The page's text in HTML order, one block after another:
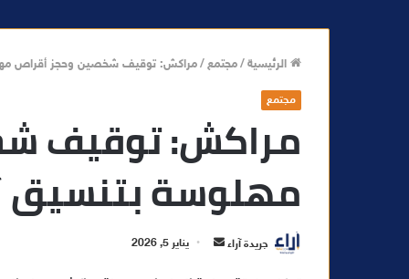
الرئيسية/مجتمع/مراكش: توقيف شخصين وحجز أقراص
مجتمع
مراكش: توقيف
مهلوسة
جريدة آراء يناير 5, 2026